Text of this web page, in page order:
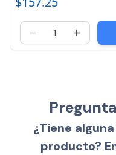
¿Tiene
producto?